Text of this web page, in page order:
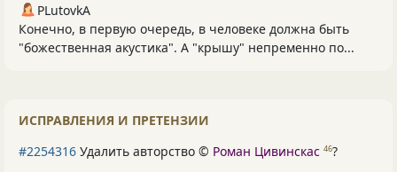
PLutоvkА
Конечно, в первую очередь, в человеке должна быть
"божественная акустика". А "крышу" непременно по...
ИСПРАВЛЕНИЯ И ПРЕТЕНЗИИ
#2254316 Удалить авторство © Роман Цивинскас 46?